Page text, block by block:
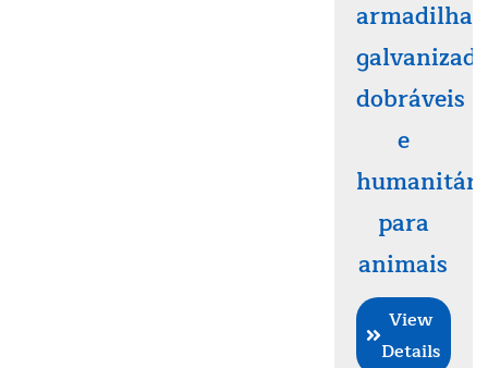
armadilha
dobráveis
e
para
animais
View
Details